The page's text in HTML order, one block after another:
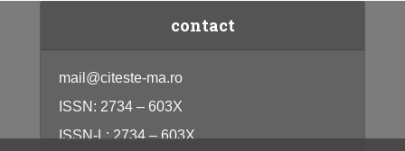
contact
mail@citeste-ma.ro
ISSN: 2734 – 603X
ISSN-L: 2734 – 603X